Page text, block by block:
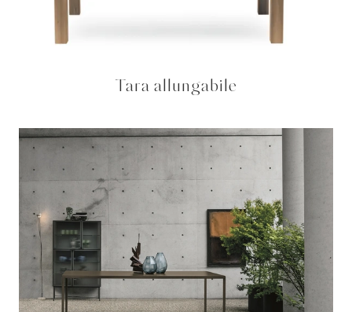
Tara allungabile